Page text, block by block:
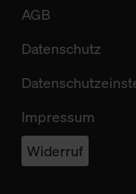
AGB
Datenschutz
Impressum
Widerruf